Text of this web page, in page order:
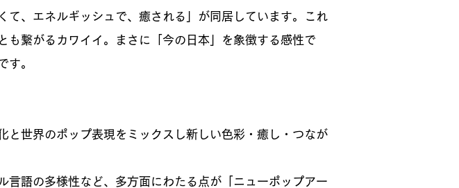
、エネルギッシュで、癒される」が同居しています。これ
繋がるカワイイ。まさに「今の日本」を象徴する感性で
す。
と世界のポップ表現をミックスし新しい色彩・癒し・つなが
語の多様性など、多方面にわたる点が「ニューポップアー